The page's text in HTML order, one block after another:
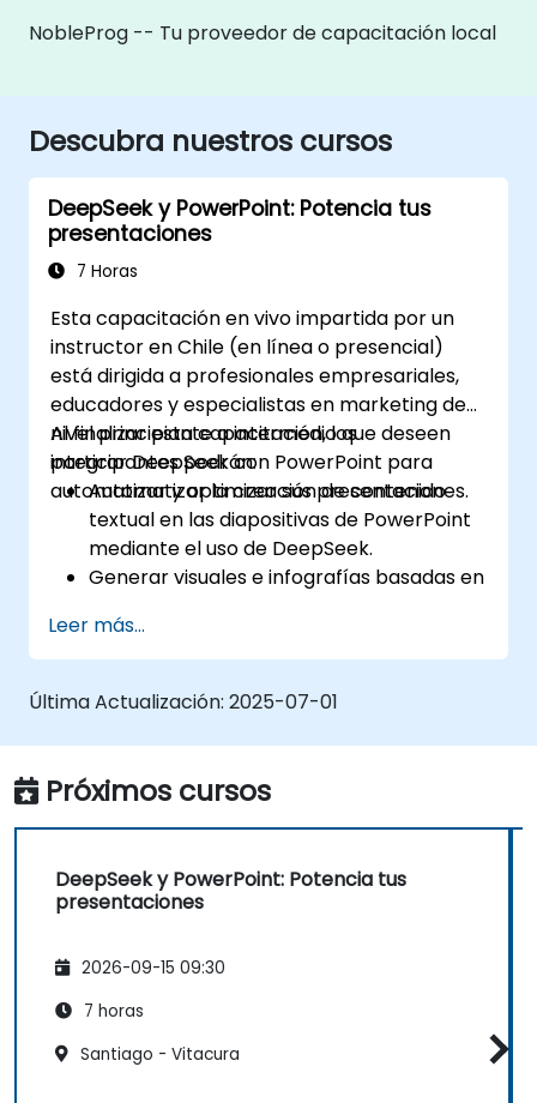
NobleProg -- Tu proveedor de capacitación local
Descubra nuestros cursos
DeepSeek y PowerPoint: Potencia tus
presentaciones
7 Horas
Esta capacitación en vivo impartida por un
instructor en Chile (en línea o presencial)
está dirigida a profesionales empresariales,
educadores y especialistas en marketing de
nivel principiante a intermedio que deseen
integrar DeepSeek con PowerPoint para
automatizar y optimizar sus presentaciones.
Al finalizar esta capacitación, los
participantes podrán:
Automatizar la creación de contenido
textual en las diapositivas de PowerPoint
mediante el uso de DeepSeek.
Generar visuales e infografías basadas en
DeepSeek.
Utilizar IA para resumir informes extensos
y convertirlos en diapositivas listas para
Integrar DeepSeek con PowerPoint para
lograr presentaciones dinámicas y ágiles.
Leer más...
Última Actualización: 2025-07-01
Próximos cursos
DeepSeek y PowerPoint: Potencia tus
presentaciones
2026-09-15 09:30
7 horas
Santiago - Vitacura